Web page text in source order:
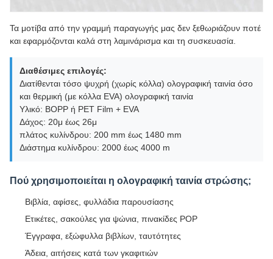
Τα μοτίβα από την γραμμή παραγωγής μας δεν ξεθωριάζουν ποτέ
και εφαρμόζονται καλά στη λαμινάρισμα και τη συσκευασία.
Διαθέσιμες επιλογές:
Διατίθενται τόσο ψυχρή (χωρίς κόλλα) ολογραφική ταινία όσο
και θερμική (με κόλλα EVA) ολογραφική ταινία
Υλικό: BOPP ή PET Film + EVA
Δάχος: 20μ έως 26μ
πλάτος κυλίνδρου: 200 mm έως 1480 mm
Διάστημα κυλίνδρου: 2000 έως 4000 m
Πού χρησιμοποιείται η ολογραφική ταινία στρώσης;
Βιβλία, αφίσες, φυλλάδια παρουσίασης
Ετικέτες, σακούλες για ψώνια, πινακίδες POP
Έγγραφα, εξώφυλλα βιβλίων, ταυτότητες
Άδεια, αιτήσεις κατά των γκαφιτιών